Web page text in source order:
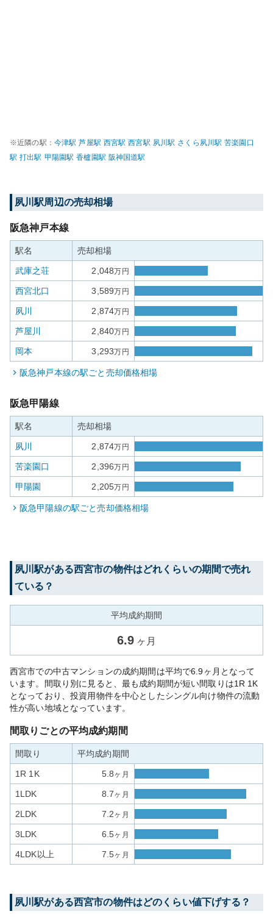
※近隣の駅： 今津駅 芦屋駅 西宮駅 西宮駅 夙川駅 さくら夙川駅 苦楽園口
駅 打出駅 甲陽園駅 香櫨園駅 阪神国道駅
夙川駅周辺の売却相場
阪急神戸本線
駅名 売却相場
武庫之荘 2,048万円
西宮北口 3,589万円
夙川 2,874万円
芦屋川 2,840万円
岡本 3,293万円
阪急神戸本線の駅ごと売却価格相場
阪急甲陽線
駅名 売却相場
夙川 2,874万円
苦楽園口 2,396万円
甲陽園 2,205万円
阪急甲陽線の駅ごと売却価格相場
夙川駅がある西宮市の物件はどれくらいの期間で売れ
ている？
平均成約期間
6.9 ヶ月
西宮市での中古マンションの成約期間は平均で6.9ヶ月となって
います。間取り別に見ると、最も成約期間が短い間取りは1R 1K
となっており、投資用物件を中心としたシングル向け物件の流動
性が高い地域となっています。
間取りごとの平均成約期間
間取り 平均成約期間
1R 1K 5.8ヶ月
1LDK 8.7ヶ月
2LDK 7.2ヶ月
3LDK 6.5ヶ月
4LDK以上 7.5ヶ月
夙川駅がある西宮市の物件はどのくらい値下げする？